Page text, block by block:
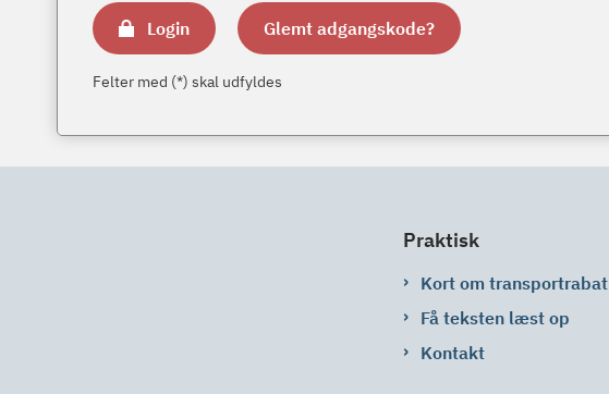
Login Glemt adgangskode?
Felter med (*) skal udfyldes
Praktisk
Kort om transportrabat
Få teksten læst op
Kontakt